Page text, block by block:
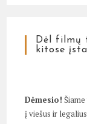
Dėl filmų
kitose
Dėmesio!
į viešus ir